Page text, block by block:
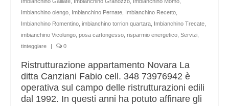
Imbianchino Galliate, Imbianchino Granozzo, Imbianchino Momo,
Imbianchino olengo, Imbianchino Pernate, Imbianchino Recetto,
Imbianchino Romentino, imbianchino torrion quartara, Imbianchino Trecate,
imbianchino Vicolungo, posa cartongesso, risparmio energetico, Servizi,
tinteggiare
0
Ristrutturazione appartamento Novara La
ditta Canziani Fabio cell. 348 73976942 è
operativa sul campo delle ristrutturazioni edili
dal 1992. In questi anni ha potuto affinare gli